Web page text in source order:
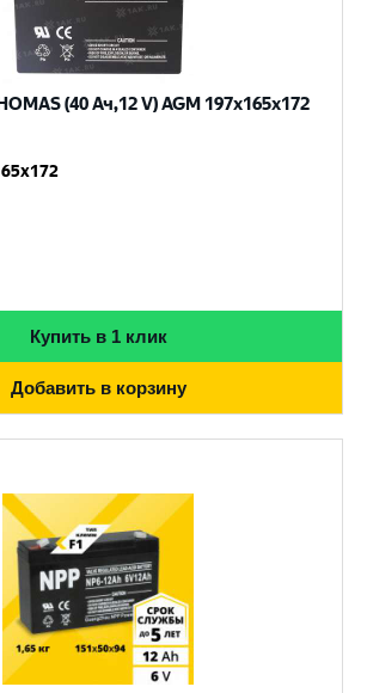
(40 Ач,12 V) AGM 197x165x172
Купить в 1 клик
Добавить в корзину